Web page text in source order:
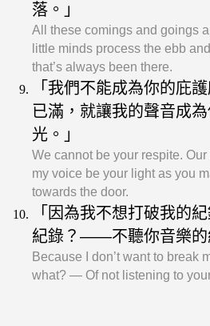
落。」
All these comings and goings
little minds process the ebb
that’s always been there.
「我們不能成為你的庇
已滿，就讓我的聲音成
光。」
We cannot be your respite.
my voice be your light as you
towards the door.
「因為我不想打破我的
紀錄？——不聽你音樂的
Because I don’t want to break
what? — Of not listening to